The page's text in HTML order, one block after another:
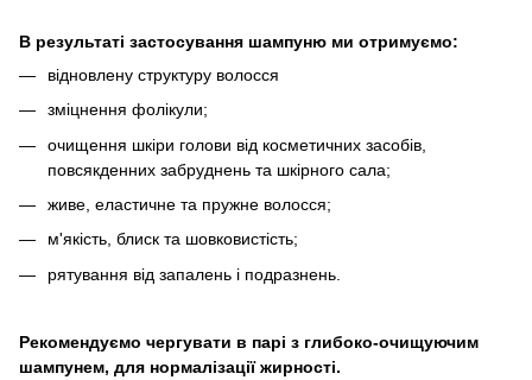
В результаті застосування шампуню ми отримуємо:
відновлену структуру волосся
зміцнення фолікули;
очищення шкіри голови від косметичних засобів,
повсякденних забруднень та шкірного сала;
живе, еластичне та пружне волосся;
м'якість, блиск та шовковистість;
рятування від запалень і подразнень.
Рекомендуємо чергувати в парі з глибоко-очищуючим
шампунем, для нормалізації жирності.